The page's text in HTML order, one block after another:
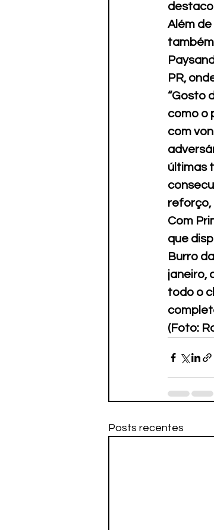
Além
PR,
“Gosto
como o
com
últimas
reforço,
Com
que
Burro
janeiro,
todo o
(Foto:
Posts recentes